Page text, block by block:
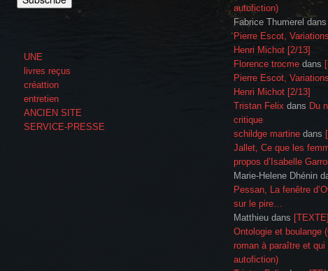
UNE
livres reçus
créattion
entretien
ANCIEN SITE
SERVICE-PRESSE
autofiction)
Fabrice Thumerel dans
Pierre Escot,
Henri Michot [2/13]
Florence trocme dans
Pierre Escot,
Henri Michot [2/13]
Tristan Felix dans Du
critique
schildge martine dans
Jallet, Ce que les
propos d’Isabelle
Marie-Helene Dhénin
Pessan, La fenêtre
sur le pire…
Matthieu dans
Ontologie et boulange
roman à paraître et qui
autofiction)